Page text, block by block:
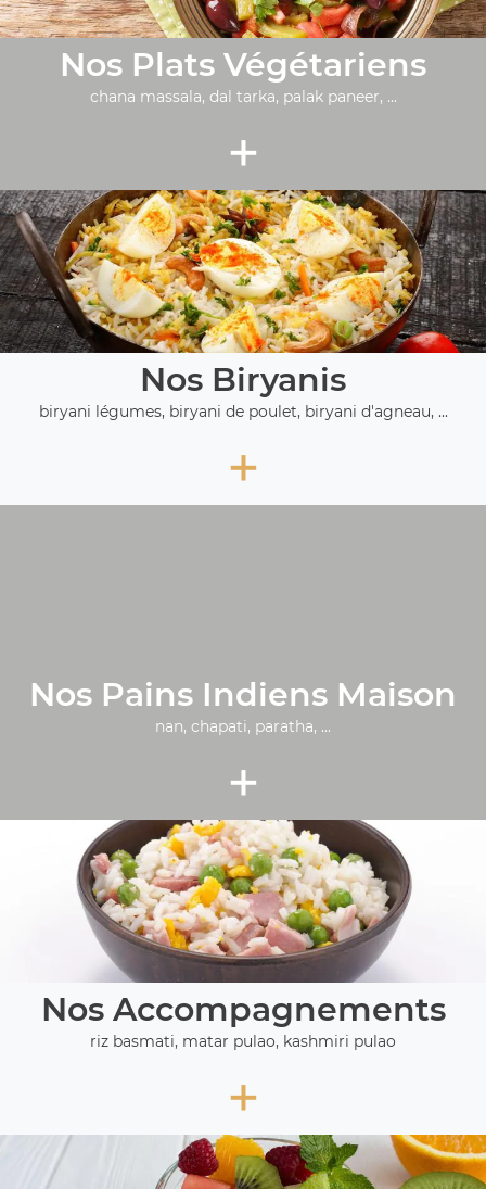
Nos Plats Végétariens
chana massala, dal tarka, palak paneer, ...
+
Nos Biryanis
biryani légumes, biryani de poulet, biryani d'agneau, ...
+
Nos Pains Indiens Maison
nan, chapati, paratha, ...
+
Nos Accompagnements
riz basmati, matar pulao, kashmiri pulao
+